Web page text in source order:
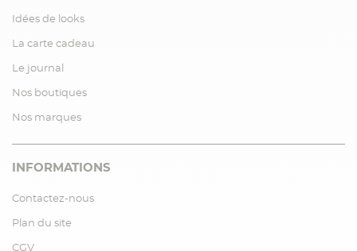
Idées de looks
La carte cadeau
Le journal
Nos boutiques
Nos marques
INFORMATIONS
Contactez-nous
Plan du site
CGV